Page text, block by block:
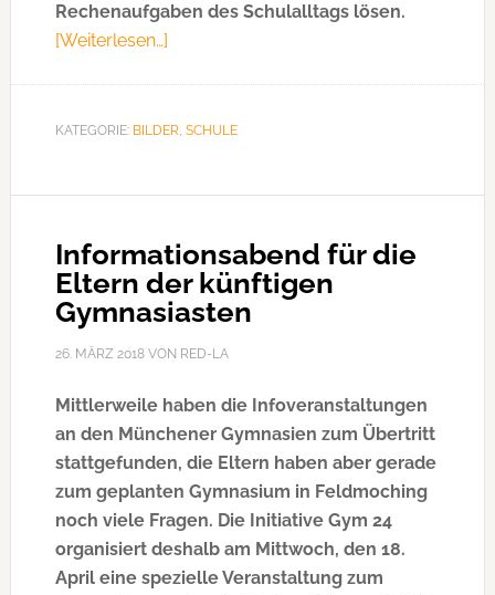
Rechenaufgaben des Schulalltags lösen.
[Weiterlesen…]
zum
KATEGORIE: BILDER, SCHULE
Informationsabend für die
Eltern der künftigen
Gymnasiasten
26. MÄRZ 2018VON RED-LA
Mittlerweile haben die Infoveranstaltungen
an den Münchener Gymnasien zum Übertritt
stattgefunden, die Eltern haben aber gerade
zum geplanten Gymnasium in Feldmoching
noch viele Fragen. Die Initiative Gym 24
organisiert deshalb am Mittwoch, den 18.
April eine spezielle Veranstaltung zum